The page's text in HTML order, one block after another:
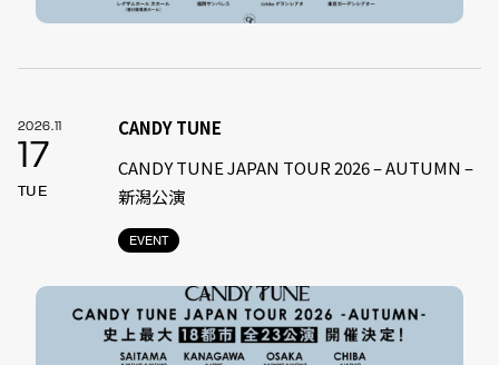
2026.11
17
TUE
EVENT
CANDY TUNE
CANDY TUNE JAPAN TOUR 2026 – AUTUMN –
新潟公演